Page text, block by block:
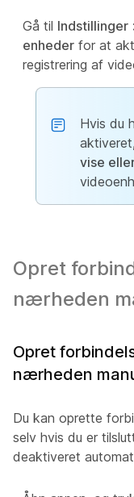
Gå til Indstillinger
enheder for at
registrering af
Hvis du
vise
Opret
nærheden
Opret
nærheden
Du kan oprette
selv hvis du er
deaktiveret